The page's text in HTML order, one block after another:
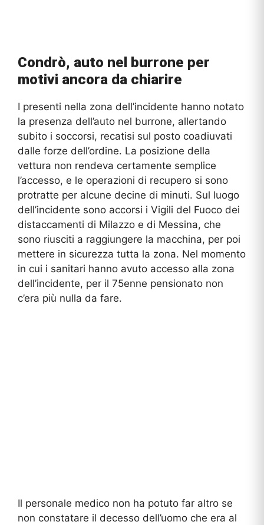
Condrò, auto nel burrone per
motivi ancora da chiarire
I presenti nella zona dell’incidente hanno notato
la presenza dell’auto nel burrone, allertando
subito i soccorsi, recatisi sul posto coadiuvati
dalle forze dell’ordine. La posizione della
vettura non rendeva certamente semplice
l’accesso, e le operazioni di recupero si sono
protratte per alcune decine di minuti. Sul luogo
dell’incidente sono accorsi i Vigili del Fuoco dei
distaccamenti di Milazzo e di Messina, che
sono riusciti a raggiungere la macchina, per poi
mettere in sicurezza tutta la zona. Nel momento
in cui i sanitari hanno avuto accesso alla zona
dell’incidente, per il 75enne pensionato non
c’era più nulla da fare.
Il personale medico non ha potuto far altro se
non constatare il decesso dell’uomo che era al